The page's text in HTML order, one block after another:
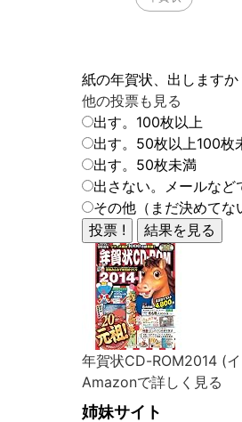
紙の年賀状、出します
他の投票も見る
出す。100枚以上
出す。50枚以上100枚
出す。50枚未満
出さない。メールなど
その他（まだ決めてな
年賀状CD-ROM2014 (
Amazonで詳しく見る
姉妹サイト